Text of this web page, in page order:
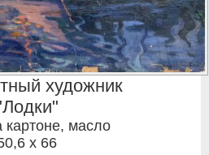
художник
картоне, масло
x 66